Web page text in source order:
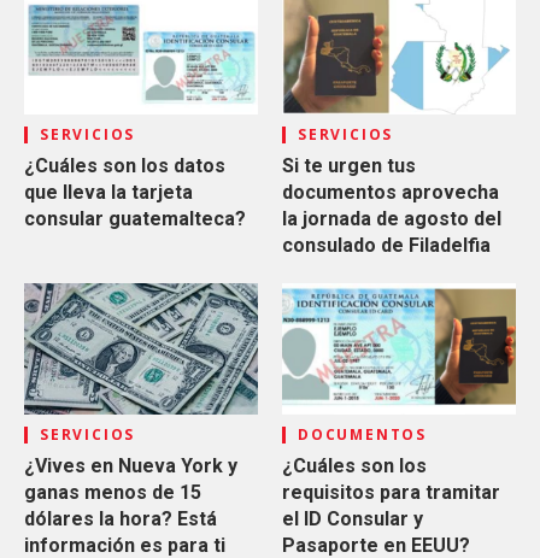
SERVICIOS
¿Cuáles son los datos
que lleva la tarjeta
consular guatemalteca?
SERVICIOS
Si te urgen tus
documentos aprovecha
la jornada de agosto del
consulado de Filadelfia
SERVICIOS
¿Vives en Nueva York y
ganas menos de 15
dólares la hora? Está
información es para ti
DOCUMENTOS
¿Cuáles son los
requisitos para tramitar
el ID Consular y
Pasaporte en EEUU?